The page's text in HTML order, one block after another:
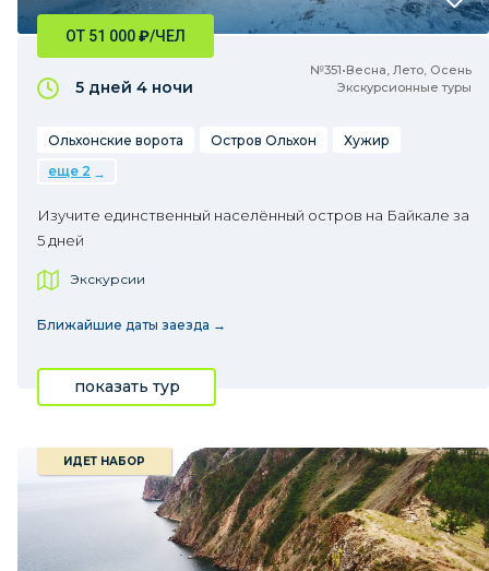
№351•Весна, Лето, Осень
Экскурсионные туры
ОТ 51 000₽/ЧЕЛ
5 дней 4 ночи
Ольхонские ворота Остров Ольхон
Хужир
еще 2
Изучите единственный населённый остров на Байкале за
5 дней
Экскурсии
Ближайшие даты заезда →
показать тур
ИДЕТ НАБОР